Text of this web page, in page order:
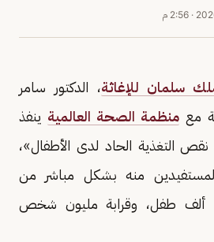
· 2:56 م
سلمان للإغاثة، الدكتور سامر
مع منظمة الصحة العالمية ينفذ
نقص التغذية الحاد لدى الأطفال»،
منه بشكل مباشر من
الأطفال يقارب الـ250 ألف طفل، وقرابة مليون شخص